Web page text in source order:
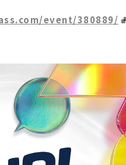
event/380889/